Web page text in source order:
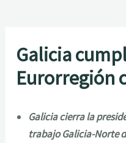
Galicia
Eurorregión
Galicia cierra la
trabajo Galicia-Norte